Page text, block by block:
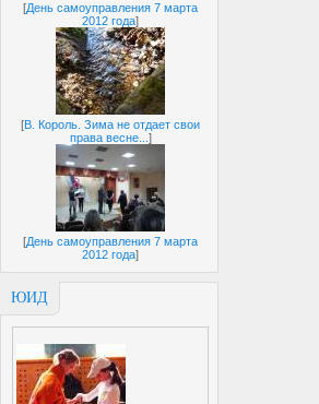
[День самоуправления 7 марта
2012 года]
[В. Король. Зима не отдает свои
права весне... ]
[День самоуправления 7 марта
2012 года]
ЮИД